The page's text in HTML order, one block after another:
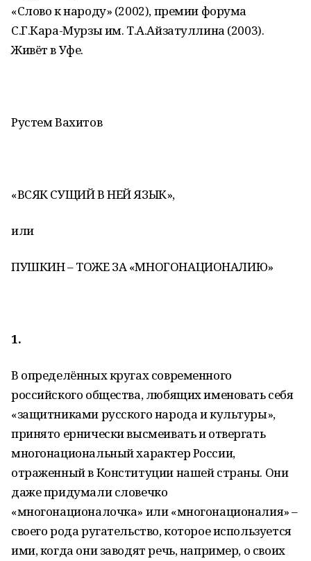
«Слово к народу» (2002), премии форума
С.Г.Кара-Мурзы им. Т.А.Айзатуллина (2003).
Живёт в Уфе.
Рустем Вахитов
«ВСЯК СУЩИЙ В НЕЙ ЯЗЫК»,
или
ПУШКИН – ТОЖЕ ЗА «МНОГОНАЦИОНАЛИЮ»
1.
В определённых кругах современного
российского общества, любящих именовать себя
«защитниками русского народа и культуры»,
принято ернически высмеивать и отвергать
многонациональный характер России,
отраженный в Конституции нашей страны. Они
даже придумали словечко
«многонационалочка» или «многонационалия» –
своего рода ругательство, которое используется
ими, когда они заводят речь, например, о своих